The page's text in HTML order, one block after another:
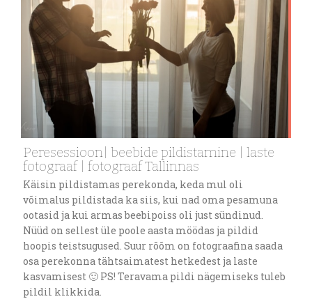
Peresessioon| beebide pildistamine | laste
fotograaf | fotograaf Tallinnas
Käisin pildistamas perekonda, keda mul oli
võimalus pildistada ka siis, kui nad oma pesamuna
ootasid ja kui armas beebipoiss oli just sündinud.
Nüüd on sellest üle poole aasta möödas ja pildid
hoopis teistsugused. Suur rõõm on fotograafina saada
osa perekonna tähtsaimatest hetkedest ja laste
kasvamisest 🙂 PS! Teravama pildi nägemiseks tuleb
pildil klikkida.